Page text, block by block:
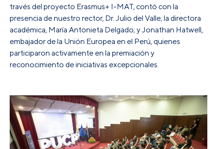
través del proyecto Erasmus+ I-MAT, contó con la
presencia de nuestro rector, Dr. Julio del Valle; la directora
académica, María Antonieta Delgado; y Jonathan Hatwell,
embajador de la Unión Europea en el Perú, quienes
participaron activamente en la premiación y
reconocimiento de iniciativas excepcionales.